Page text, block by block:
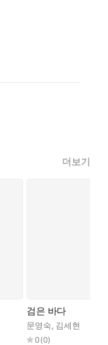
더보기
검은 바다
문영숙, 김세현
0(0)